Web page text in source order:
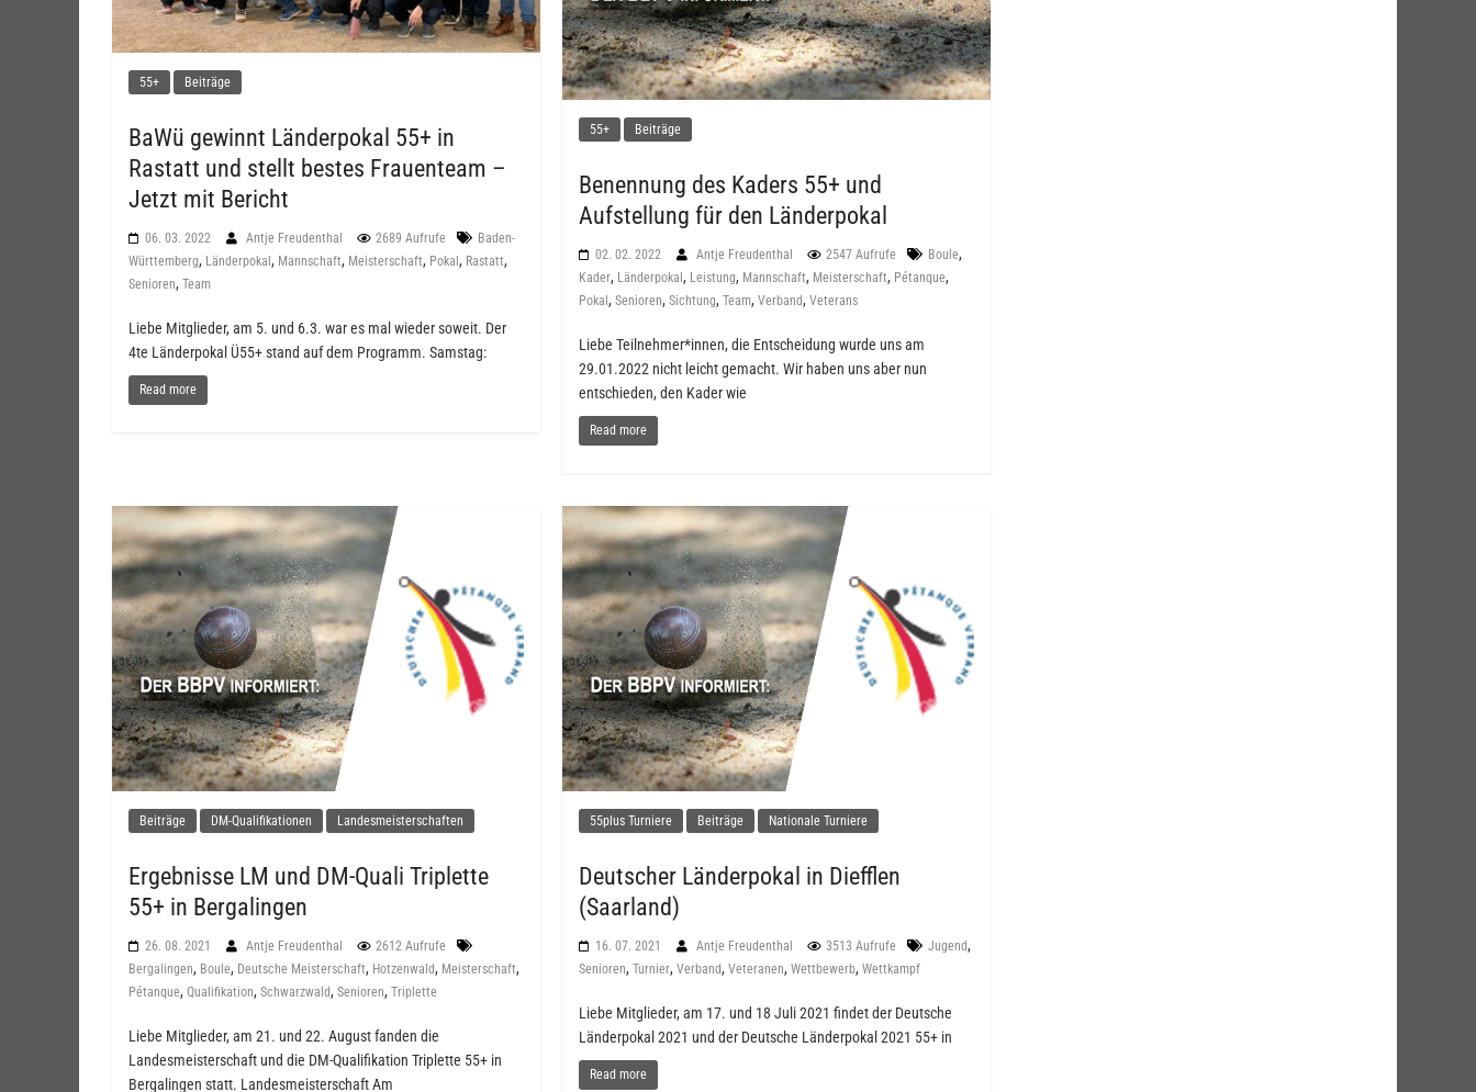
55+ Beiträge
BaWü gewinnt Länderpokal 55+ in
Rastatt und stellt bestes Frauenteam –
Jetzt mit Bericht
06. 03. 2022 Antje Freudenthal 2689 Aufrufe
Baden-
Württemberg, Länderpokal , Mannschaft, Meisterschaft, Pokal , Rastatt,
Senioren, Team
Liebe Mitglieder, am 5. und 6.3. war es mal wieder soweit. Der
4te Länderpokal Ü55+ stand auf dem Programm. Samstag:
Read more
55+ Beiträge
Benennung des Kaders 55+ und
Aufstellung für den Länderpokal
02. 02. 2022 Antje Freudenthal 2547 Aufrufe Boule,
Kader, Länderpokal, Leistung, Mannschaft, Meisterschaft, Pétanque,
Pokal,Senioren,Sichtung,Team,Verband,Veterans
Liebe Teilnehmer*innen, die Entscheidung wurde uns am
29.01.2022 nicht leicht gemacht. Wir haben uns aber nun
entschieden, den Kader wie
Read more
Beiträge DM-Qualifikationen Landesmeisterschaften
Ergebnisse LM und DM-Quali Triplette
55+ in Bergalingen
26. 08. 2021 Antje Freudenthal
2612 Aufrufe
Bergalingen, Boule, Deutsche Meisterschaft, Hotzenwald, Meisterschaft,
Pétanque, Qualifikation, Schwarzwald, Senioren, Triplette
Liebe Mitglieder, am 21. und 22. August fanden die
Landesmeisterschaft und die DM-Qualifikation Triplette 55+ in
Bergalingen statt. Landesmeisterschaft Am
55plus Turniere Beiträge Nationale Turniere
Deutscher Länderpokal in Diefflen
(Saarland)
16. 07. 2021 Antje Freudenthal 3513 Aufrufe Jugend,
Senioren,Turnier,Verband,Veteranen,Wettbewerb,Wettkampf
Liebe Mitglieder, am 17. und 18 Juli 2021 findet der Deutsche
Länderpokal 2021 und der Deutsche Länderpokal 2021 55+ in
Read more